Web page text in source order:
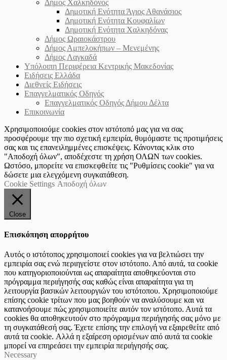
Δήμος Χαλκηδόνος
Δημοτική Ενότητα Άγιος Αθανάσιος
Δημοτική Ενότητα Κουφαλίων
Δημοτική Ενότητα Χαλκηδόνας
Δήμος Ωραιοκάστρου
Δήμος Αμπελοκήπων – Μενεμένης
Δήμος Λαγκαδά
Υπόλοιπη Περιφέρεια Κεντρικής Μακεδονίας
Ειδήσεις Ελλάδα
Διεθνείς Ειδήσεις
Επαγγελματικός Οδηγός
Επαγγελματικός Οδηγός Δήμου Δέλτα
Επικοινωνία
Χρησιμοποιούμε cookies στον ιστότοπό μας για να σας
προσφέρουμε την πιο σχετική εμπειρία, θυμόμαστε τις προτιμήσεις
σας και τις επανειλημμένες επισκέψεις. Κάνοντας κλικ στο
"Αποδοχή όλων", αποδέχεστε τη χρήση ΟΛΩΝ των cookies.
Ωστόσο, μπορείτε να επισκεφθείτε τις "Ρυθμίσεις cookie" για να
δώσετε μια ελεγχόμενη συγκατάθεση.
Cookie Settings Αποδοχή όλων
Close
Επισκόπηση απορρήτου
Αυτός ο ιστότοπος χρησιμοποιεί cookies για να βελτιώσει την
εμπειρία σας ενώ περιηγείστε στον ιστότοπο. Από αυτά, τα cookie
που κατηγοριοποιούνται ως απαραίτητα αποθηκεύονται στο
πρόγραμμα περιήγησής σας καθώς είναι απαραίτητα για τη
λειτουργία βασικών λειτουργιών του ιστότοπου. Χρησιμοποιούμε
επίσης cookie τρίτων που μας βοηθούν να αναλύσουμε και να
κατανοήσουμε πώς χρησιμοποιείτε αυτόν τον ιστότοπο. Αυτά τα
cookies θα αποθηκευτούν στο πρόγραμμα περιήγησής σας μόνο με
τη συγκατάθεσή σας. Έχετε επίσης την επιλογή να εξαιρεθείτε από
αυτά τα cookie. Αλλά η εξαίρεση ορισμένων από αυτά τα cookie
μπορεί να επηρεάσει την εμπειρία περιήγησής σας.
Necessary